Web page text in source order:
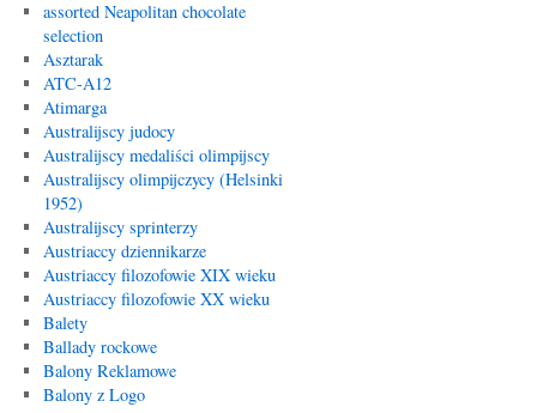
assorted Neapolitan chocolate
selection
Asztarak
ATC-A12
Atimarga
Australijscy judocy
Australijscy medaliści olimpijscy
Australijscy olimpijczycy (Helsinki
1952)
Australijscy sprinterzy
Austriaccy dziennikarze
Austriaccy filozofowie XIX wieku
Austriaccy filozofowie XX wieku
Balety
Ballady rockowe
Balony Reklamowe
Balony z Logo